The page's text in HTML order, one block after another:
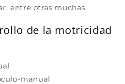
entre otras muchas.
de la motricidad
manual